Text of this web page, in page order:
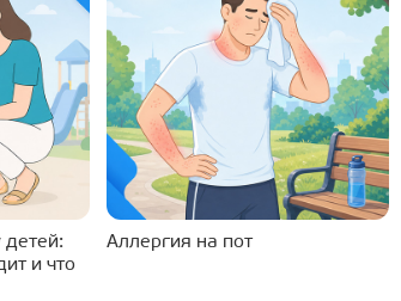
детей:
и что
Аллергия на пот